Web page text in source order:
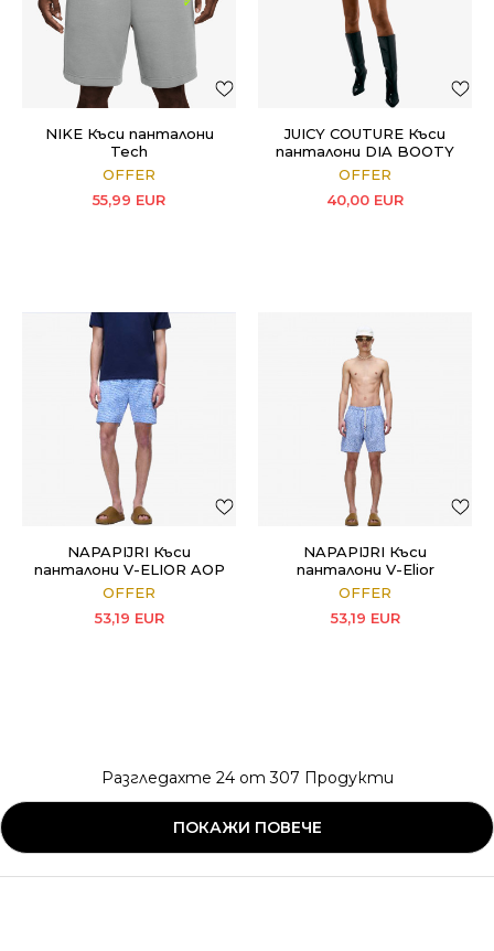
NIKE Къси панталони
Tech
OFFER
55,99 EUR
JUICY COUTURE Къси
панталони DIA BOOTY
SHORT
OFFER
40,00 EUR
NAPAPIJRI Къси
панталони V-ELIOR AOP
OFFER
53,19 EUR
NAPAPIJRI Къси
панталони V-Elior
OFFER
53,19 EUR
Разгледахте 24от307 Продукти
ПОКАЖИ ПОВЕЧЕ